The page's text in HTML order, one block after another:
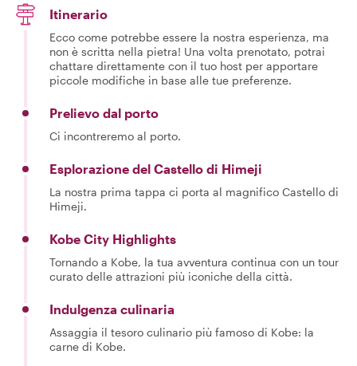
Itinerario
Ecco come potrebbe essere la nostra esperienza, ma
non è scritta nella pietra! Una volta prenotato, potrai
chattare direttamente con il tuo host per apportare
piccole modifiche in base alle tue preferenze.
Prelievo dal porto
Ci incontreremo al porto.
Esplorazione del Castello di Himeji
La nostra prima tappa ci porta al magnifico Castello di
Himeji.
Kobe City Highlights
Tornando a Kobe, la tua avventura continua con un tour
curato delle attrazioni più iconiche della città.
Indulgenza culinaria
Assaggia il tesoro culinario più famoso di Kobe: la
carne di Kobe.